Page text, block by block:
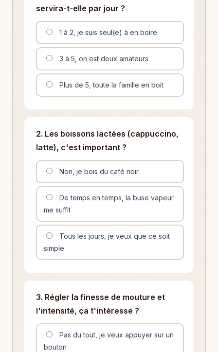
servira-t-elle par jour ?
1 à 2, je suis seul(e) à en boire
3 à 5, on est deux amateurs
Plus de 5, toute la famille en boit
2. Les boissons lactées (cappuccino,
latte), c'est important ?
Non, je bois du café noir
De temps en temps, la buse vapeur
me suffit
Tous les jours, je veux que ce soit
simple
3. Régler la finesse de mouture et
l'intensité, ça t'intéresse ?
Pas du tout, je veux appuyer sur un
bouton